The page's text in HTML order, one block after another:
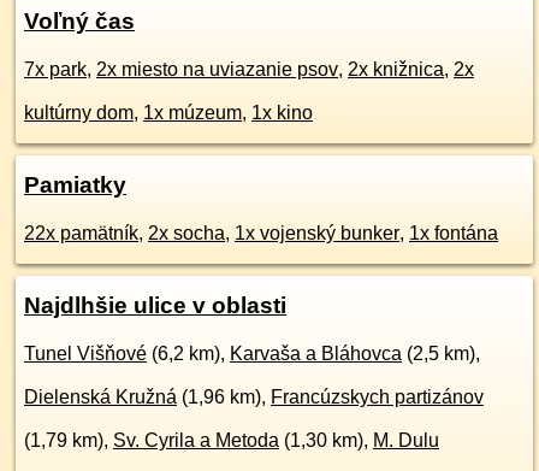
Voľný čas
7x park, 2x miesto na uviazanie psov, 2x knižnica, 2x
kultúrny dom, 1x múzeum, 1x kino
Pamiatky
22x pamätník, 2x socha, 1x vojenský bunker, 1x fontána
Najdlhšie ulice v oblasti
Tunel Višňové (6,2 km), Karvaša a Bláhovca (2,5 km),
Dielenská Kružná (1,96 km), Francúzskych partizánov
(1,79 km), Sv. Cyrila a Metoda (1,30 km), M. Dulu